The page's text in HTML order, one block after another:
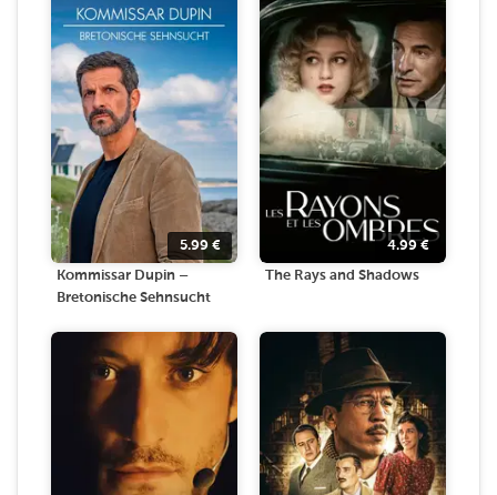
5.99 €
Kommissar Dupin –
Bretonische Sehnsucht
4.99€
The Rays and Shadows